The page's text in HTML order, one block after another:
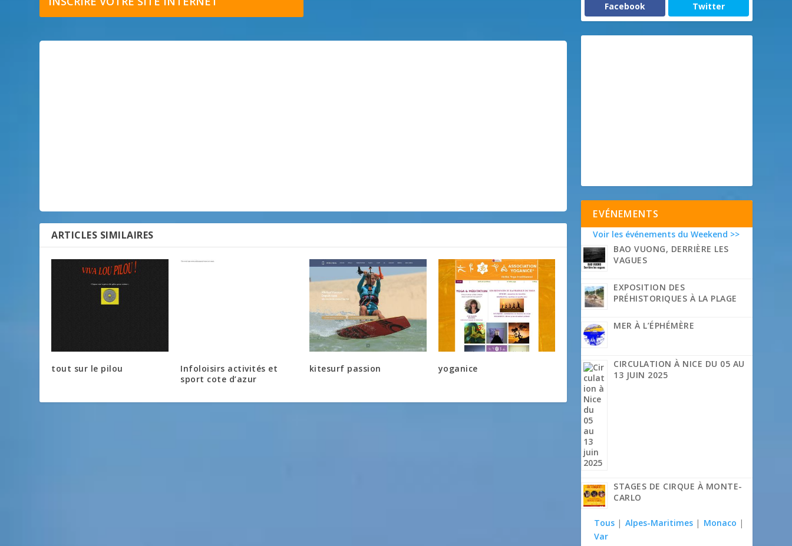
ARTICLES SIMILAIRES
tout sur le pilou
Infoloisirs activités et
sport cote d’azur
kitesurf passion yoganice
Facebook Twitter
EVÉNEMENTS
Voir les événements du Weekend >>
BAO VUONG, DERRIÈRE LES
VAGUES
EXPOSITION DES
PRÉHISTORIQUES À LA PLAGE
MER À L’ÉPHÉMÈRE
CIRCULATION À NICE DU 05 AU
13 JUIN 2025
STAGES DE CIRQUE À MONTE-
CARLO
Tous | Alpes-Maritimes | Monaco |
Var